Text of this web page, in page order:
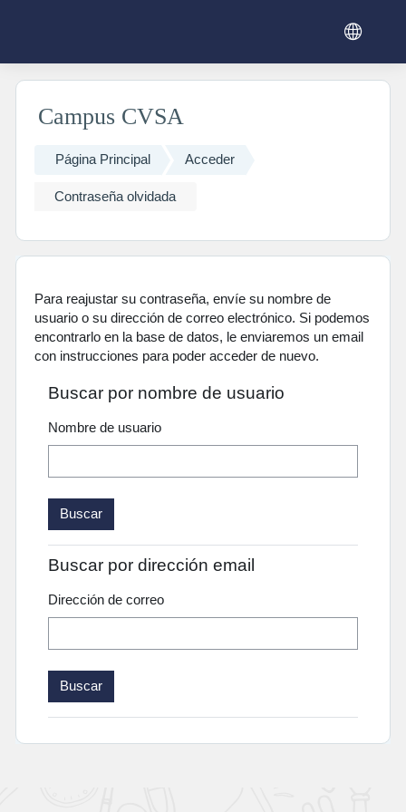
Campus CVSA
Página Principal Acceder
Contraseña olvidada
Para reajustar su contraseña, envíe su nombre de
usuario o su dirección de correo electrónico. Si podemos
encontrarlo en la base de datos, le enviaremos un email
con instrucciones para poder acceder de nuevo.
Buscar por nombre de usuario
Nombre de usuario
Buscar por dirección email
Dirección de correo